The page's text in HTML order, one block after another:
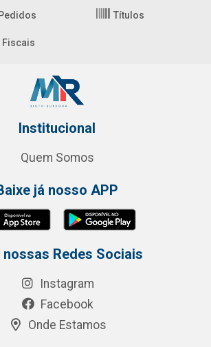
Títulos
Fiscais
Institucional
Quem Somos
já nosso APP
nossas Redes Sociais
Instagram
Facebook
Onde Estamos